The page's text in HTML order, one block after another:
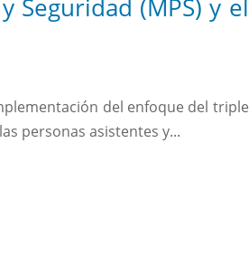
Seguridad (MPS) y el
del enfoque del triple
personas asistentes y...